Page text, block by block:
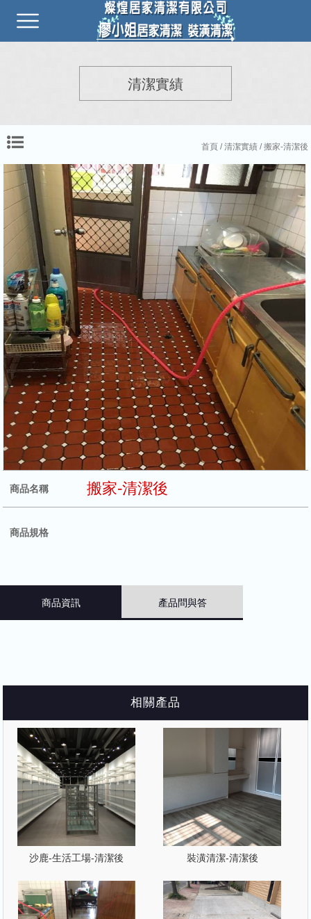
清潔實績
首頁/清潔實績/ 搬家-清潔後
商品名稱 搬家-清潔後
商品規格
商品資訊 產品問與答
相關產品
沙鹿-生活工場-清潔後 裝潢清潔-清潔後